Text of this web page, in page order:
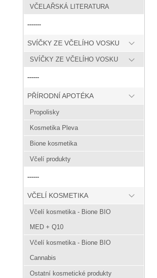
VČELAŘSKÁ LITERATURA
-------
SVÍČKY ZE VČELÍHO VOSKU
SVÍČKY ZE VČELÍHO VOSKU
------
PŘÍRODNÍ APOTÉKA
Propolisky
Kosmetika Pleva
Bione kosmetika
Včelí produkty
------
VČELÍ KOSMETIKA
Včelí kosmetika - Bione BIO
MED + Q10
Včelí kosmetika - Bione BIO
Cannabis
Ostatní kosmetické produkty